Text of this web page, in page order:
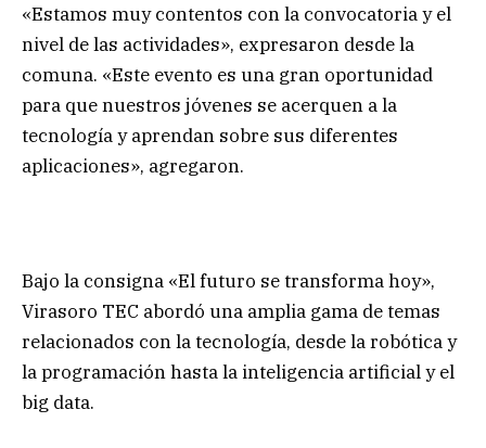
«Estamos muy contentos con la convocatoria y el
nivel de las actividades», expresaron desde la
comuna. «Este evento es una gran oportunidad
para que nuestros jóvenes se acerquen a la
tecnología y aprendan sobre sus diferentes
aplicaciones», agregaron.
Bajo la consigna «El futuro se transforma hoy»,
Virasoro TEC abordó una amplia gama de temas
relacionados con la tecnología, desde la robótica y
la programación hasta la inteligencia artificial y el
big data.